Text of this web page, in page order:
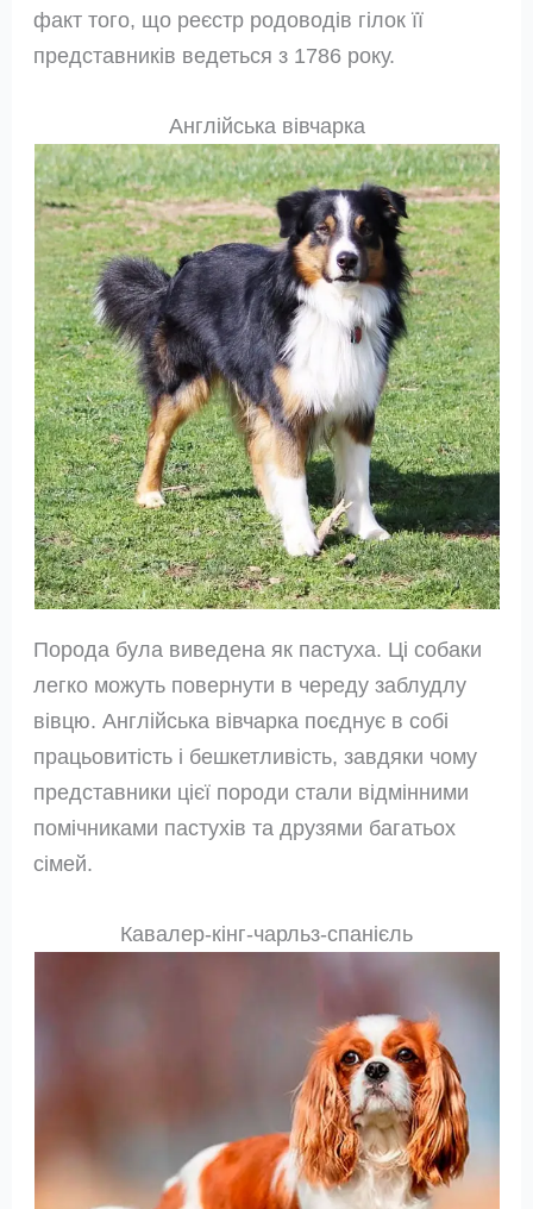
факт того, що реєстр родоводів гілок її
представників ведеться з 1786 року.
Англійська вівчарка
Порода була виведена як пастуха. Ці собаки
легко можуть повернути в череду заблудлу
вівцю. Англійська вівчарка поєднує в собі
працьовитість і бешкетливість, завдяки чому
представники цієї породи стали відмінними
помічниками пастухів та друзями багатьох
сімей.
Кавалер-кінг-чарльз-спанієль